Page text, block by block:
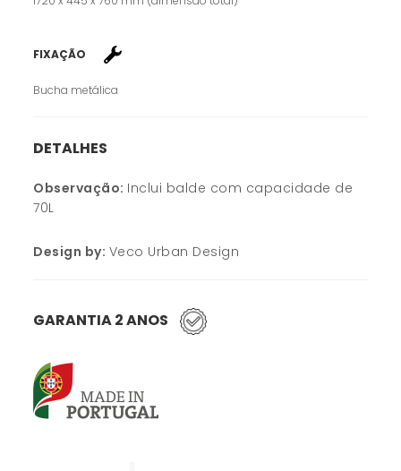
FIXAÇÃO
Bucha metálica
DETALHES
Observação: Inclui balde com capacidade de
70L
Design by: Veco Urban Design
GARANTIA 2 ANOS